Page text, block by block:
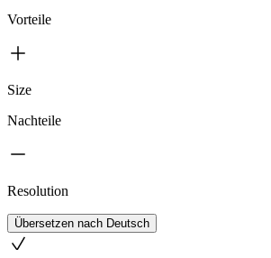
Vorteile
Size
Nachteile
Resolution
Übersetzen nach Deutsch